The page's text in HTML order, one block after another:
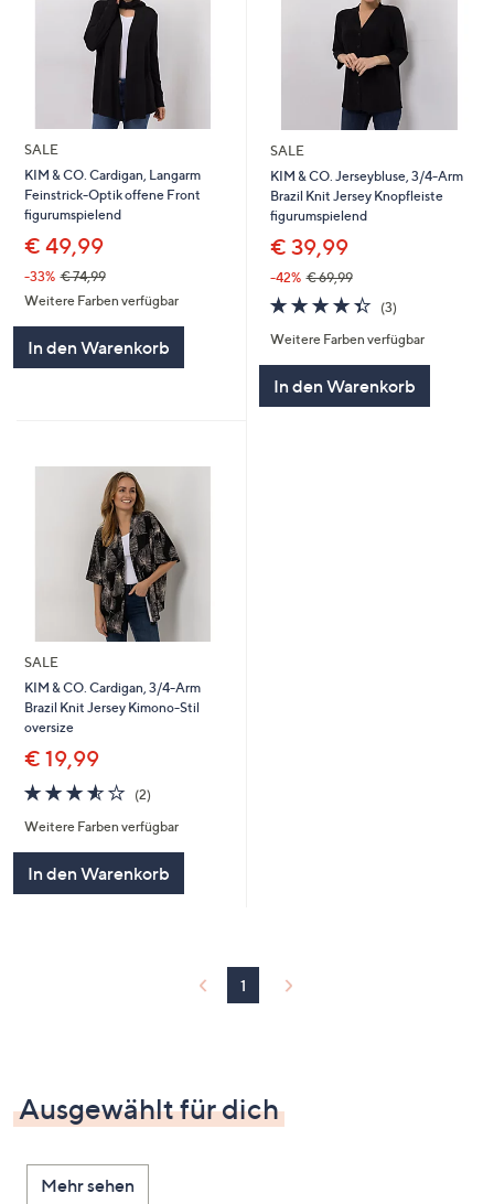
SALE
KIM & CO. Cardigan, Langarm
Feinstrick-Optik offene Front
figurumspielend
€ 49,99
-33% € 74,99
Weitere Farben verfügbar
In den Warenkorb
SALE
KIM & CO. Jerseybluse, 3/4-Arm
Brazil Knit Jersey Knopfleiste
figurumspielend
€ 39,99
-42% € 69,99
4.3
von
5
(3)
Weitere Farben verfügbar
In den Warenkorb
SALE
KIM & CO. Cardigan, 3/4-Arm
Brazil Knit Jersey Kimono-Stil
oversize
€ 19,99
3.5
von
5
(2)
Weitere Farben verfügbar
In den Warenkorb
1
Ausgewählt für dich
Mehr sehen